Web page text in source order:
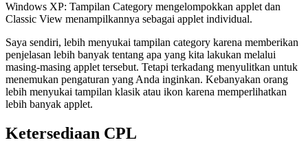
Windows XP: Tampilan Category mengelompokkan applet dan
Classic View menampilkannya sebagai applet individual.
Saya sendiri, lebih menyukai tampilan category karena memberikan
penjelasan lebih banyak tentang apa yang kita lakukan melalui
masing-masing applet tersebut. Tetapi terkadang menyulitkan untuk
menemukan pengaturan yang Anda inginkan. Kebanyakan orang
lebih menyukai tampilan klasik atau ikon karena memperlihatkan
lebih banyak applet.
Ketersediaan CPL